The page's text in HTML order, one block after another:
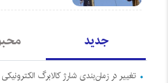
جدید
تغییر در زمان‌بندی شارژ کالابرگ الکترونیکی